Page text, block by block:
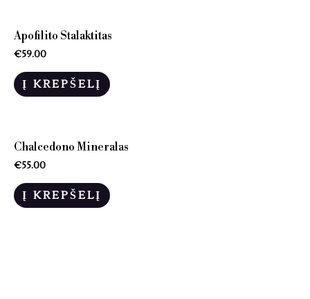
Apofilito Stalaktitas
€59.00
Į KREPŠELĮ
Chalcedono Mineralas
€55.00
Į KREPŠELĮ